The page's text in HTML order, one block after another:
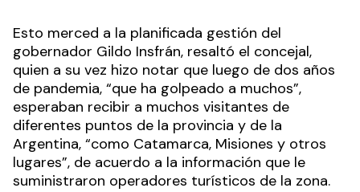
Esto merced a la planificada gestión del
gobernador Gildo Insfrán, resaltó el concejal,
quien a su vez hizo notar que luego de dos años
de pandemia, “que ha golpeado a muchos”,
esperaban recibir a muchos visitantes de
diferentes puntos de la provincia y de la
Argentina, “como Catamarca, Misiones y otros
lugares”, de acuerdo a la información que le
suministraron operadores turísticos de la zona.